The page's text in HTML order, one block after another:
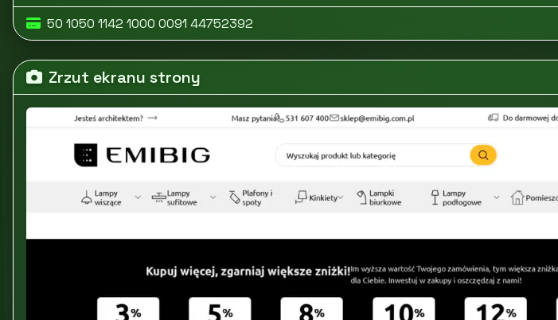
50 1050 1142 1000 0091 44752392
Zrzut ekranu strony